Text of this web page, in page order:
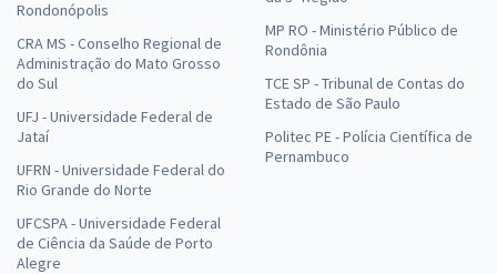
Rondonópolis
CRA MS - Conselho Regional de
Administração do Mato Grosso
do Sul
UFJ - Universidade Federal de
Jataí
UFRN - Universidade Federal do
Rio Grande do Norte
UFCSPA - Universidade Federal
de Ciência da Saúde de Porto
Alegre
MP RO - Ministério Público de
Rondônia
TCE SP - Tribunal de Contas do
Estado de São Paulo
Politec PE - Polícia Científica de
Pernambuco